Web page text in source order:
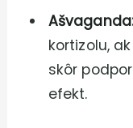
Ašvaganda:
kortizolu,
skôr
efekt.